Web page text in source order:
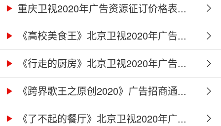
重庆卫视2020年广告资源征订价格表...
《高校美食王》北京卫视2020年广告...
《行走的厨房》北京卫视2020年广告...
《跨界歌王之原创2020》广告招商通...
《了不起的餐厅》北京卫视2020年广...